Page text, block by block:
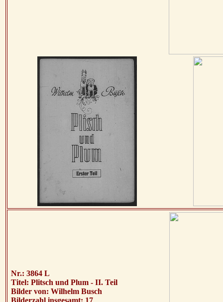
Nr.: 3864 L
Titel: Plitsch und Plum - II. Teil
Bilder von: Wilhelm Busch
Bilderzahl insgesamt: 17